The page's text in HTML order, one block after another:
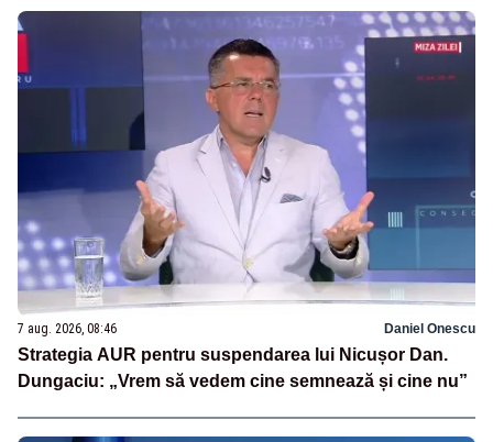
7 aug. 2026, 08:46 Daniel Onescu
Strategia AUR pentru suspendarea lui Nicușor Dan.
Dungaciu: „Vrem să vedem cine semnează și cine nu”